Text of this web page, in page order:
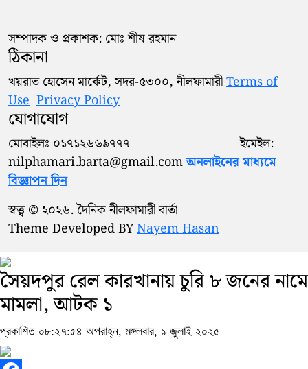
সম্পাদক ও প্রকাশক: মোঃ শীষ রহমান
ঠিকানা
খয়রাত হোসেন মার্কেট, সদর-৫৩০০, নীলফামারীTerms of
Use Privacy Policy
যোগাযোগ
মোবাইলঃ ০১৭১২৬৬৯৭৭৭ ইমেইল:
nilphamari.barta@gmail.comঅনলাইনের মাধ্যমে
বিজ্ঞাপন দিন
স্বত্ত্ব © ২০২৬. দৈনিক নীলফামারী বার্তা
Theme Developed BYNayem Hasan
সৈয়দপুর রেল কারখানায় চুরি ৮ জনের নামে
মামলা, আটক ১
প্রকাশিত ০৮:২৭:৫৪ অপরাহ্ন, মঙ্গলবার, ১ জুলাই ২০২৫